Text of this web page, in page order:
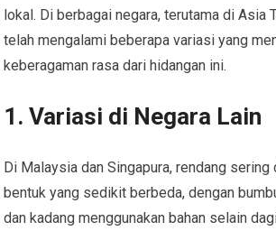
lokal. Di berbagai negara, terutama di Asia
telah mengalami beberapa variasi yang
keberagaman rasa dari hidangan ini.
1. Variasi di Negara Lain
Di Malaysia dan Singapura, rendang sering
bentuk yang sedikit berbeda, dengan
dan kadang menggunakan bahan selain